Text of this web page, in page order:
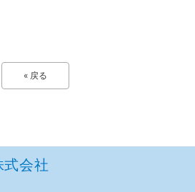
« 戻る
式会社